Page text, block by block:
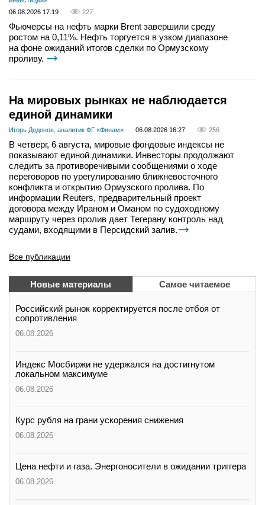
06.08.2026 17:19
227
Фьючерсы на нефть марки Brent завершили среду
ростом на 0,11%. Нефть торгуется в узком диапазоне
на фоне ожиданий итогов сделки по Ормузскому
проливу.
На мировых рынках не наблюдается
единой динамики
Игорь Додонов, аналитик ФГ «Финам» 06.08.2026 16:27 256
В четверг, 6 августа, мировые фондовые индексы не
показывают единой динамики. Инвесторы продолжают
следить за противоречивыми сообщениями о ходе
переговоров по урегулированию ближневосточного
конфликта и открытию Ормузского пролива. По
информации Reuters, предварительный проект
договора между Ираном и Оманом по судоходному
маршруту через пролив дает Тегерану контроль над
судами, входящими в Персидский залив.
Все публикации
Новые материалы Самое читаемое
Российский рынок корректируется после отбоя от
сопротивления
06.08.2026
Индекс Мосбиржи не удержался на достигнутом
локальном максимуме
06.08.2026
Курс рубля на грани ускорения снижения
06.08.2026
Цена нефти и газа. Энергоносители в ожидании триггера
06.08.2026